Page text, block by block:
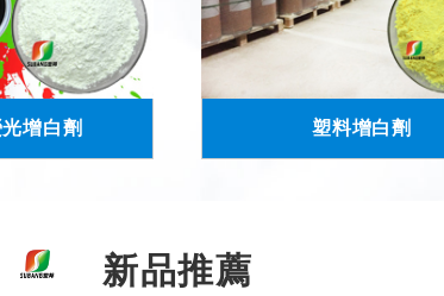
增白劑 塑料增白劑
新品推薦